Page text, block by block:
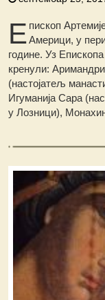
Е пископ
Америци, у
године. Уз
кренули:
(настојатељ
Игуманија Сара
у Лозници),